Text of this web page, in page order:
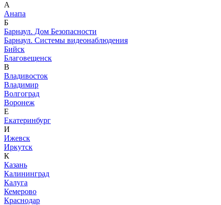
А
Анапа
Б
Барнаул. Дом Безопасности
Барнаул. Системы видеонаблюдения
Бийск
Благовещенск
В
Владивосток
Владимир
Волгоград
Воронеж
Е
Екатеринбург
И
Ижевск
Иркутск
К
Казань
Калининград
Калуга
Кемерово
Краснодар